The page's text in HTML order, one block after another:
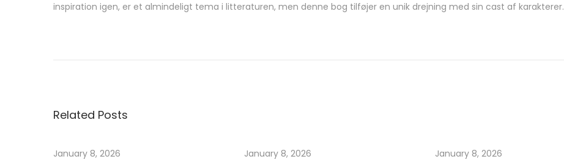
inspiration igen, er et almindeligt tema i litteraturen, men denne bog tilføjer en unik drejning med sin cast af karakterer.
m
r
Related Posts
January 8, 2026 January 8, 2026 January 8, 2026